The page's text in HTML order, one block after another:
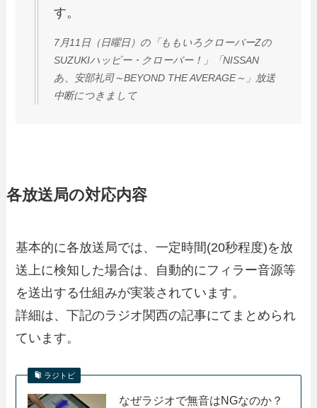
す。
7月11日（日曜日）の「ももいろクローバーZの
SUZUKIハッピー・クローバー！」「NISSAN
あ、安部礼司～BEYOND THE AVERAGE～」放送
中断につきまして
各放送局の対応内容
基本的に各放送局では、一定時間(20秒程度)を放
送上に検知した場合は、自動的にフィラー音源等
を送出する仕組みが実装されています。
詳細は、下記のラジオ関西の記事にてまとめられ
ています。
ラジトピ
なぜラジオで無音はNGなのか？